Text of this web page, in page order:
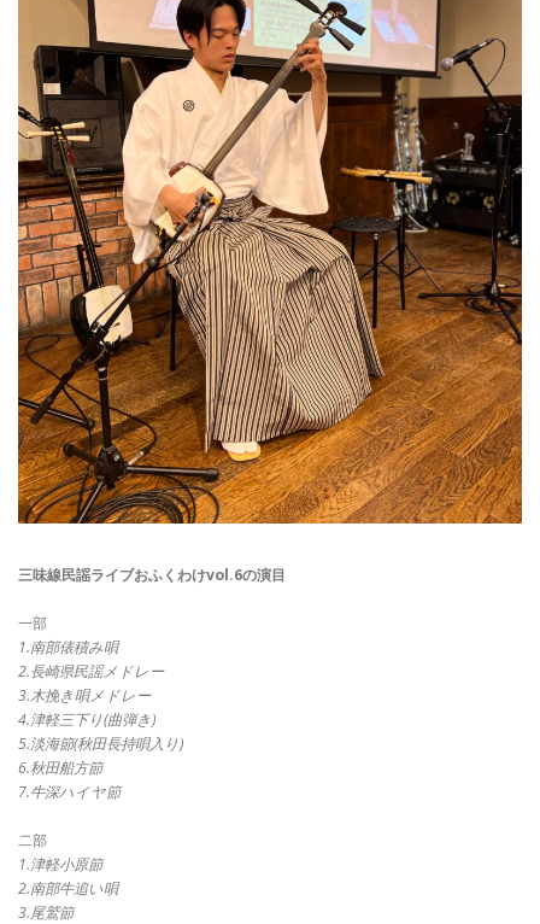
三味線民謡ライブおふくわけvol.6の演目
一部
1.南部俵積み唄
2.長崎県民謡メドレー
3.木挽き唄メドレー
4.津軽三下り(曲弾き)
5.淡海節(秋田長持唄入り)
6.秋田船方節
7.牛深ハイヤ節
二部
1.津軽小原節
2.南部牛追い唄
3.尾鷲節